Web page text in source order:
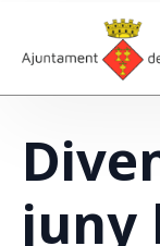
juny